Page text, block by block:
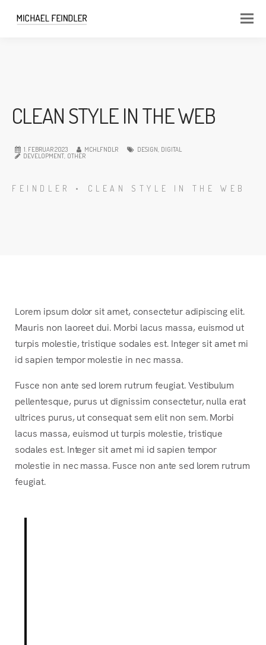
CLEAN STYLE IN THE WEB
1. FEBRUAR 2023 MCHLFNDLR DESIGN, DIGITAL
DEVELOPMENT, OTHER
FEINDLER • CLEAN STYLE IN THE WEB
Lorem ipsum dolor sit amet, consectetur adipiscing elit.
Mauris non laoreet dui. Morbi lacus massa, euismod ut
turpis molestie, tristique sodales est. Integer sit amet mi
id sapien tempor molestie in nec massa.
Fusce non ante sed lorem rutrum feugiat. Vestibulum
pellentesque, purus ut dignissim consectetur, nulla erat
ultrices purus, ut consequat sem elit non sem. Morbi
lacus massa, euismod ut turpis molestie, tristique
sodales est. Integer sit amet mi id sapien tempor
molestie in nec massa. Fusce non ante sed lorem rutrum
feugiat.